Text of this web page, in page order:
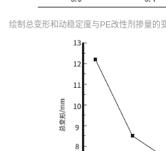
绘制总变形和动稳定度与PE改性剂掺量的